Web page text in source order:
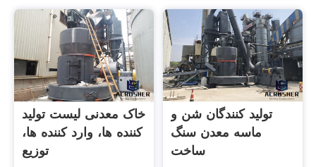
خاک معدنی لیست تولید
کننده ها، وارد کننده ها،
توزیع
تولید کنندگان شن و
ماسه معدن سنگ
ساخت